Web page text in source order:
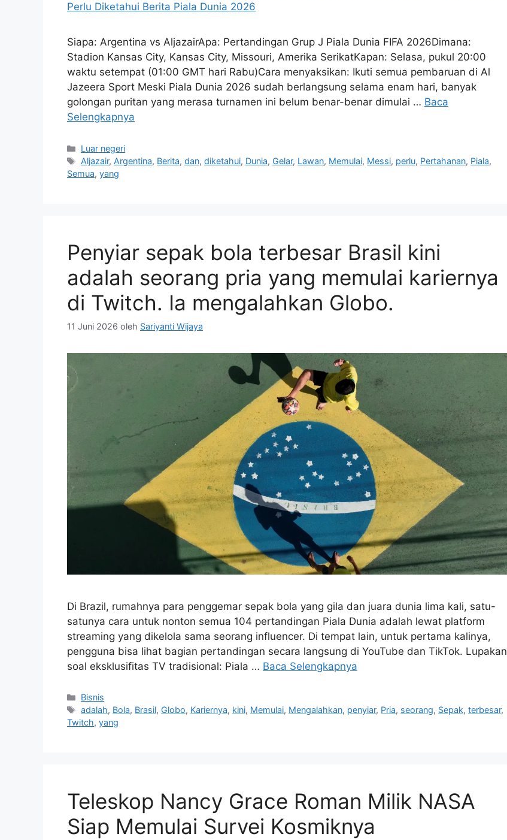
Siapa: Argentina vs AljazairApa: Pertandingan Grup J Piala Dunia FIFA 2026Dimana:
Stadion Kansas City, Kansas City, Missouri, Amerika SerikatKapan: Selasa, pukul 20:00
waktu setempat (01:00 GMT hari Rabu)Cara menyaksikan: Ikuti semua pembaruan di Al
Jazeera Sport Meski Piala Dunia 2026 sudah berlangsung selama enam hari, banyak
golongan puritan yang merasa turnamen ini belum benar-benar dimulai … Baca
Selengkapnya
Kategori
Luar negeri
Tag
Aljazair, Argentina, Berita,dan,diketahui, Dunia, Gelar, Lawan, Memulai, Messi, perlu, Pertahanan, Piala,
Semua, yang
Penyiar sepak bola terbesar Brasil kini
adalah seorang pria yang memulai kariernya
di Twitch. Ia mengalahkan Globo.
11 Juni 2026 oleh Sariyanti Wijaya
Di Brazil, rumahnya para penggemar sepak bola yang gila dan juara dunia lima kali, satu-
satunya cara untuk nonton semua 104 pertandingan Piala Dunia adalah lewat platform
streaming yang dikelola sama seorang influencer. Di tempat lain, untuk pertama kalinya,
pengguna bisa lihat bagian pertandingan secara langsung di YouTube dan TikTok. Lupakan
soal eksklusifitas TV tradisional: Piala … Baca Selengkapnya
Kategori
Bisnis
Tag
adalah, Bola, Brasil, Globo, Kariernya, kini, Memulai, Mengalahkan, penyiar, Pria, seorang, Sepak,terbesar,
Twitch, yang
Teleskop Nancy Grace Roman Milik NASA
Siap Memulai Survei Kosmiknya